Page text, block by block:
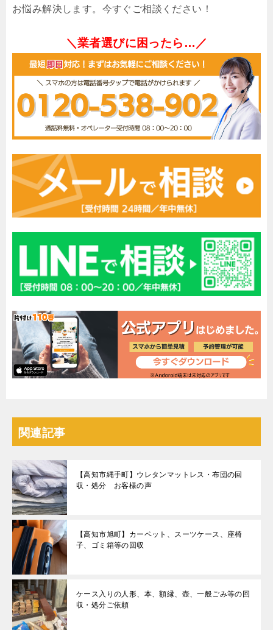
お悩み解決します。今すぐご相談ください！
＼業者選びに困ったら…／
関連記事
【高知市縄手町】ウレタンマットレス・布団の回
収・処分 お客様の声
【高知市旭町】カーペット、スーツケース、座椅
子、ゴミ箱等の回収
ケース入りの人形、本、額縁、壺、一般ごみ等の回
収・処分ご依頼